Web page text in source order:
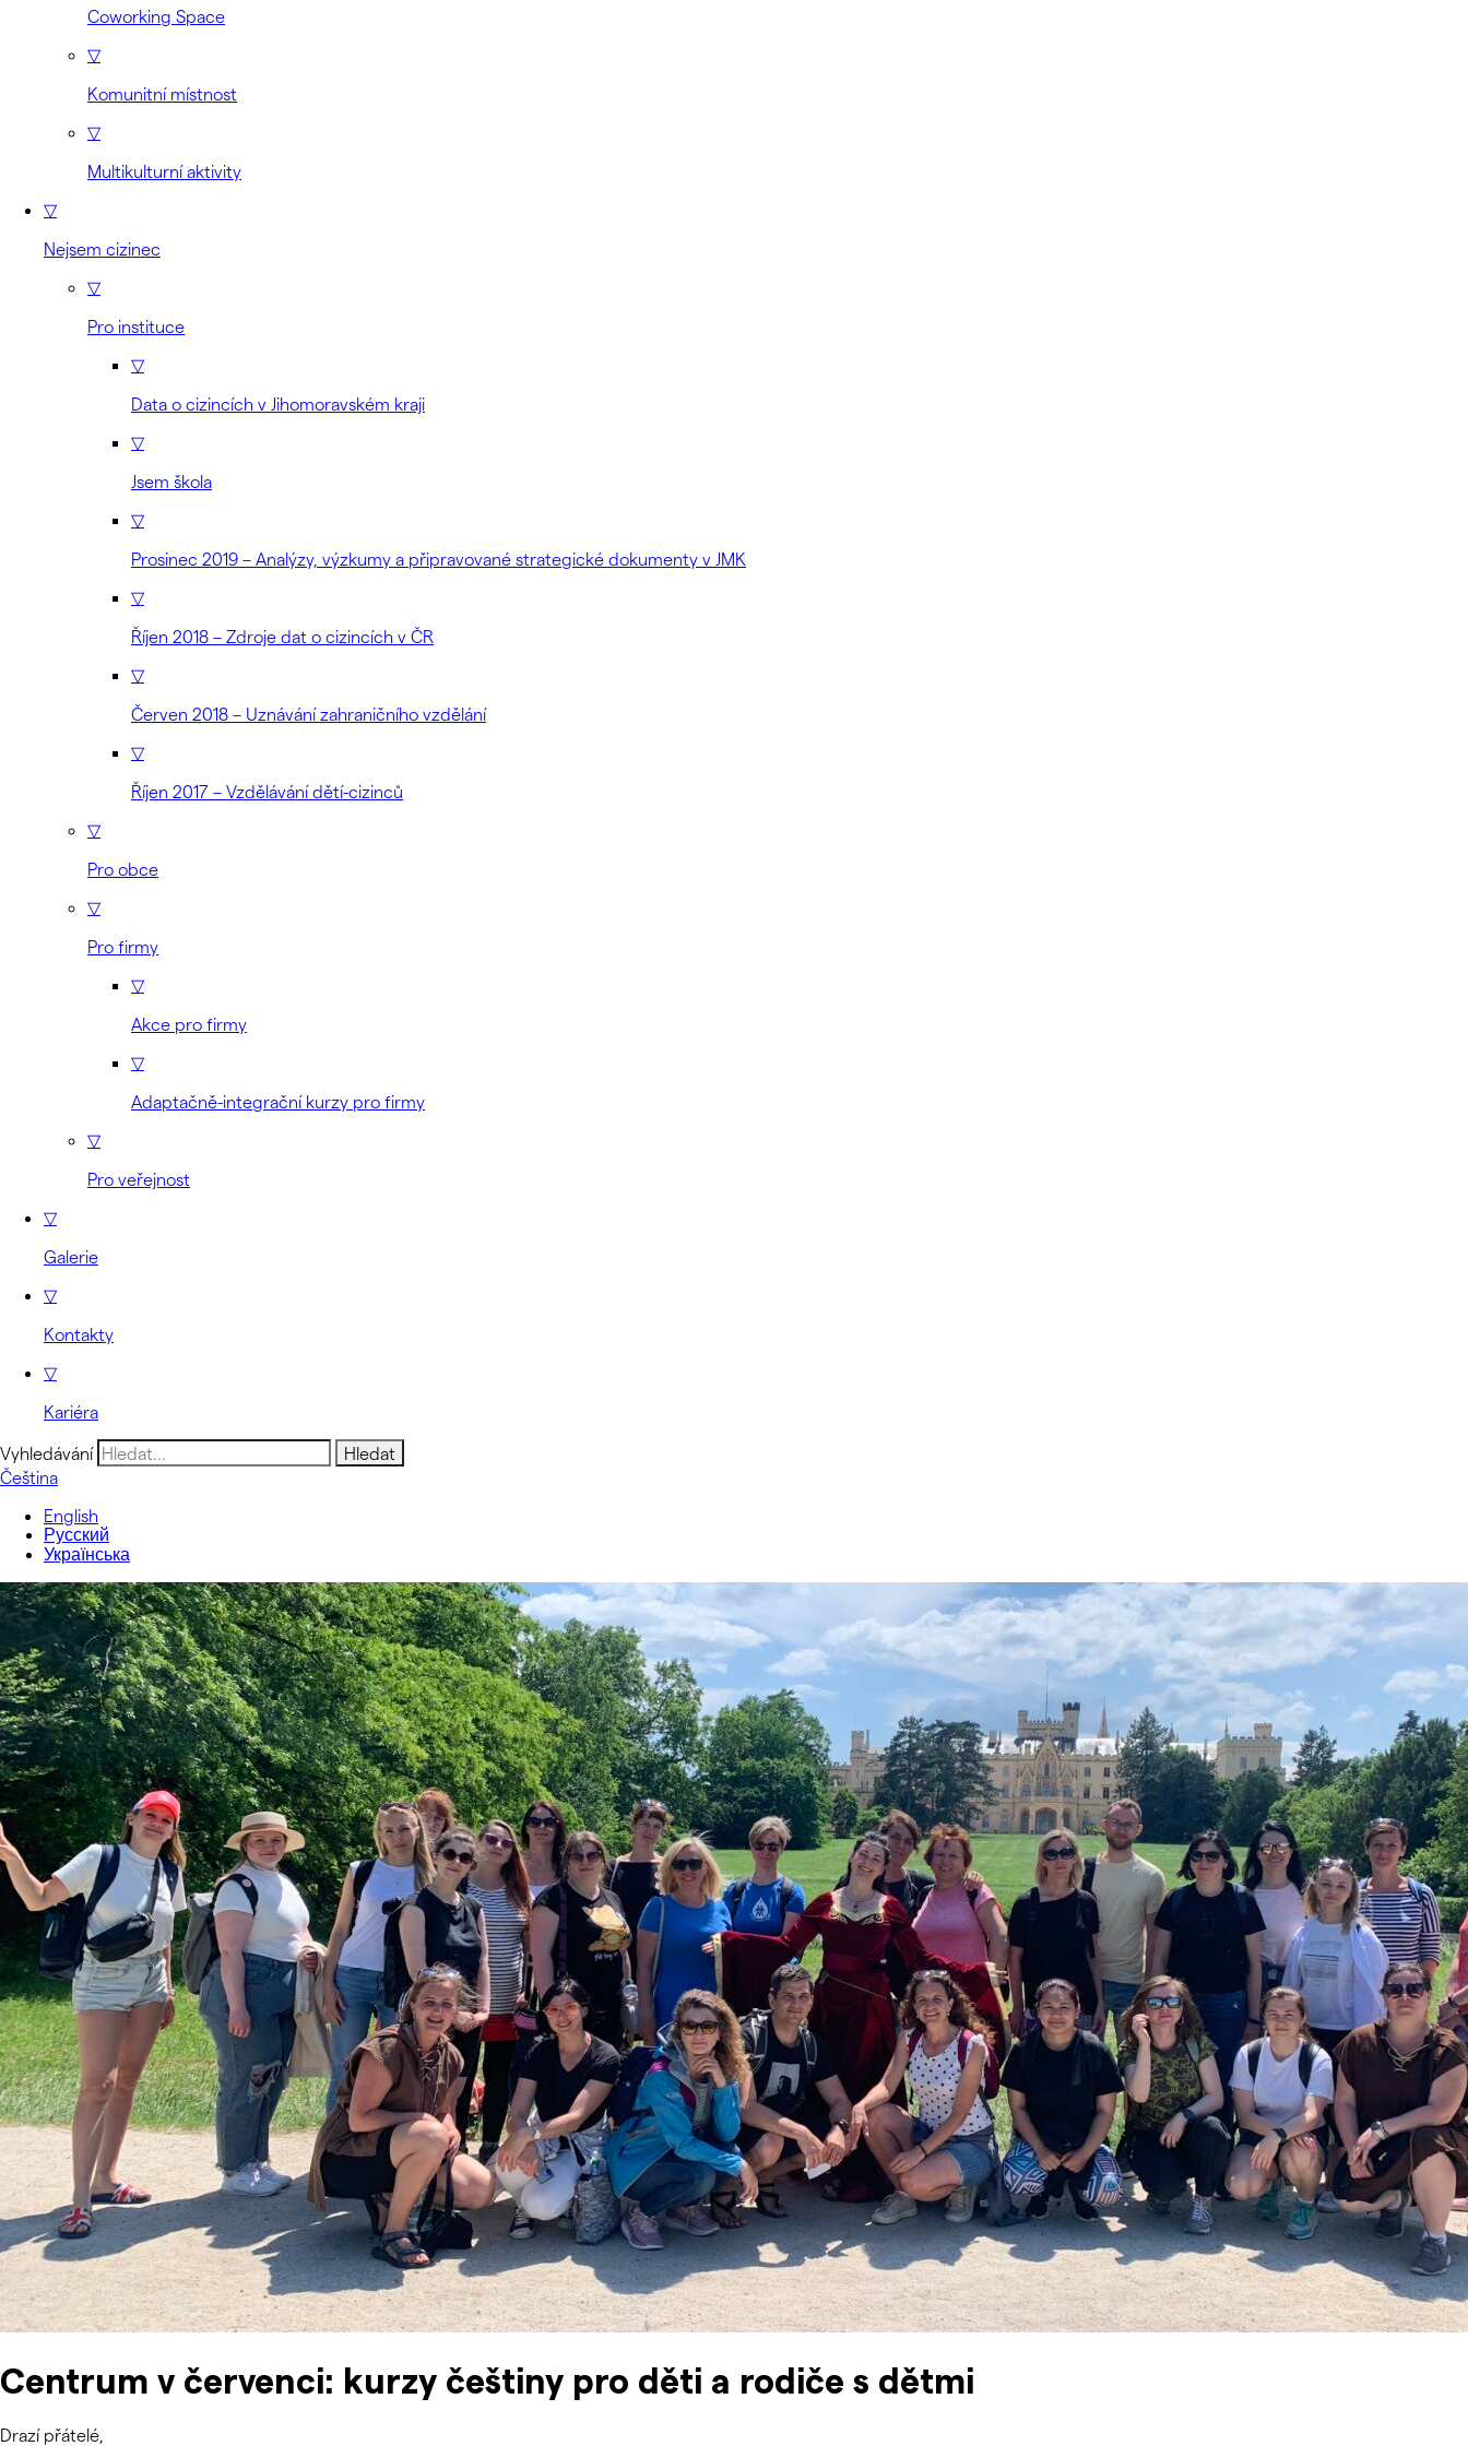
Coworking Space
▽
Komunitní místnost
▽
Multikulturní aktivity
▽
Nejsem cizinec
▽
Pro instituce
▽
Data o cizincích v Jihomoravském kraji
▽
Jsem škola
▽
Prosinec 2019 – Analýzy, výzkumy a připravované strategické dokumenty v JMK
▽
Říjen 2018 – Zdroje dat o cizincích v ČR
▽
Červen 2018 – Uznávání zahraničního vzdělání
▽
Říjen 2017 – Vzdělávání dětí-cizinců
▽
Pro obce
▽
Pro firmy
▽
Akce pro firmy
▽
Adaptačně-integrační kurzy pro firmy
▽
Pro veřejnost
▽
Galerie
▽
Kontakty
▽
Kariéra
Vyhledávání
Čeština
English
Русский
Українська
Centrum v červenci: kurzy češtiny pro děti a rodiče s dětmi
Drazí přátelé,